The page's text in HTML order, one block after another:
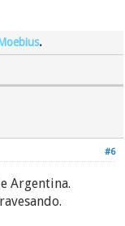
.
#6
Argentina.